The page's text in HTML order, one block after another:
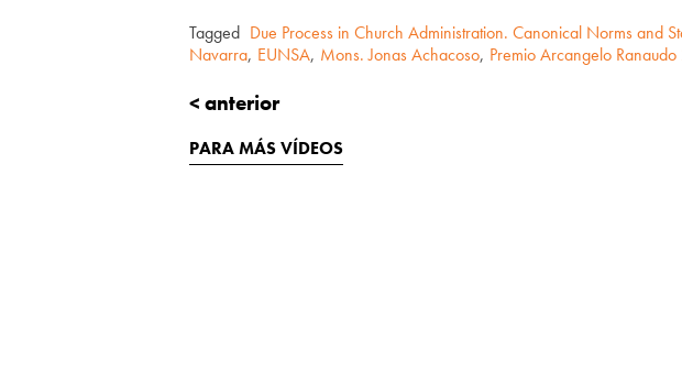
Tagged Due Process in Church Administration. Canonical Norms and
Navarra, EUNSA, Mons. Jonas Achacoso, Premio Arcangelo
< anterior
PARA MÁS VÍDEOS